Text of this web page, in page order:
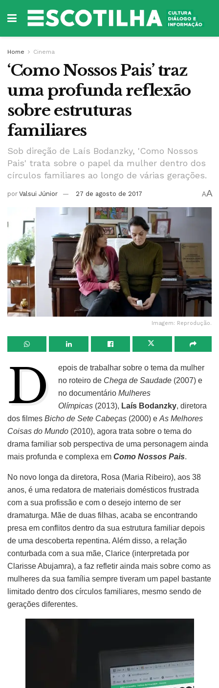
Home Cinema
‘Como Nossos Pais’ traz
uma profunda reflexão
sobre estruturas
familiares
Sob direção de Laís Bodanzky, 'Como Nossos
Pais' trata sobre o papel da mulher dentro dos
círculos familiares ao longo de várias gerações.
por Valsui Júnior 27 de agosto de 2017 AA
Imagem: Reprodução.
D
epois de trabalhar sobre o tema da mulher
no roteiro de Chega de Saudade (2007) e
no documentárioMulheres
Olímpicas (2013), Laís Bodanzky, diretora
dos filmes Bicho de Sete Cabeças (2000) e As Melhores
Coisas do Mundo (2010), agora trata sobre o tema do
drama familiar sob perspectiva de uma personagem ainda
mais profunda e complexa em Como Nossos Pais.
No novo longa da diretora, Rosa (Maria Ribeiro), aos 38
anos, é uma redatora de materiais domésticos frustrada
com a sua profissão e com o desejo interno de ser
dramaturga. Mãe de duas filhas, acaba se encontrando
presa em conflitos dentro da sua estrutura familiar depois
de uma descoberta repentina. Além disso, a relação
conturbada com a sua mãe, Clarice (interpretada por
Clarisse Abujamra), a faz refletir ainda mais sobre como as
mulheres da sua família sempre tiveram um papel bastante
limitado dentro dos círculos familiares, mesmo sendo de
gerações diferentes.